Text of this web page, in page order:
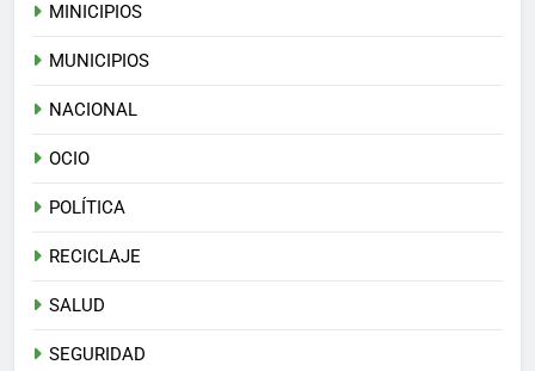
MINICIPIOS
MUNICIPIOS
NACIONAL
OCIO
POLÍTICA
RECICLAJE
SALUD
SEGURIDAD